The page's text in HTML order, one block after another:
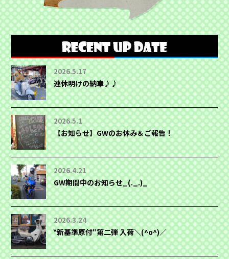
2026.5.17
連休明けの納車♪♪
2026.5.1
【お知らせ】GWのお休み＆ご報告！
2026.4.21
GW期間中のお知らせ_(._.)_
2026.3.24
‶新基準原付″第二弾 入荷＼(^o^)／